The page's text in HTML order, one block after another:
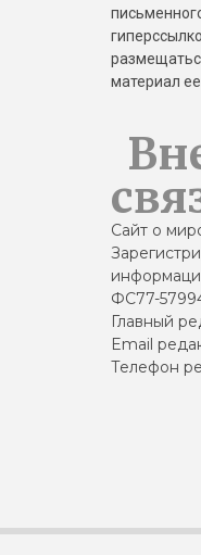
материал
Сайт о
ФС77-
Главный
Email
Телефон